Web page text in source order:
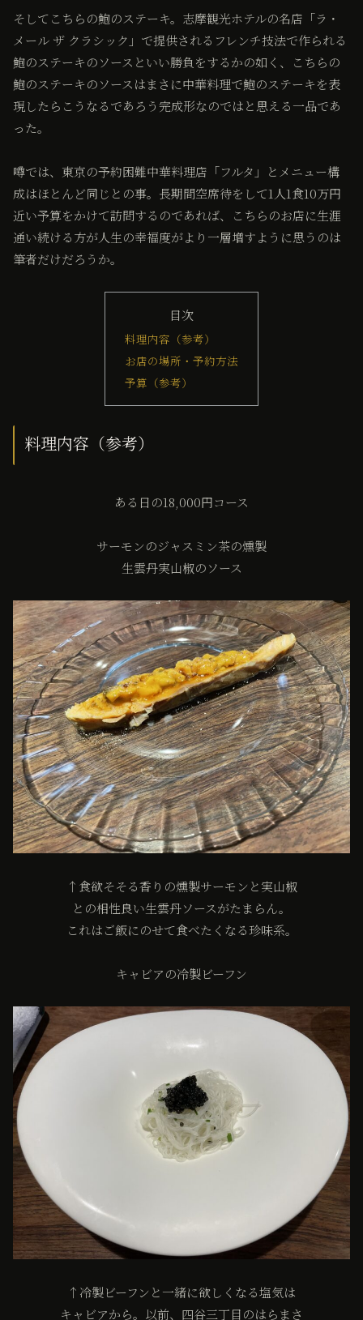
そしてこちらの鮑のステーキ。志摩観光ホテルの名店「ラ・
メール ザ クラシック」で提供されるフレンチ技法で作られる
鮑のステーキのソースといい勝負をするかの如く、こちらの
鮑のステーキのソースはまさに中華料理で鮑のステーキを表
現したらこうなるであろう完成形なのではと思える一品であ
った。
噂では、東京の予約困難中華料理店「フルタ」とメニュー構
成はほとんど同じとの事。長期間空席待をして1人1食10万円
近い予算をかけて訪問するのであれば、こちらのお店に生涯
通い続ける方が人生の幸福度がより一層増すように思うのは
筆者だけだろうか。
目次
料理内容（参考）
お店の場所・予約方法
予算（参考）
料理内容（参考）
ある日の18,000円コース
サーモンのジャスミン茶の燻製
生雲丹実山椒のソース
↑食欲そそる香りの燻製サーモンと実山椒
との相性良い生雲丹ソースがたまらん。
これはご飯にのせて食べたくなる珍味系。
キャビアの冷製ビーフン
↑冷製ビーフンと一緒に欲しくなる塩気は
キャビアから。以前、四谷三丁目のはらまさ